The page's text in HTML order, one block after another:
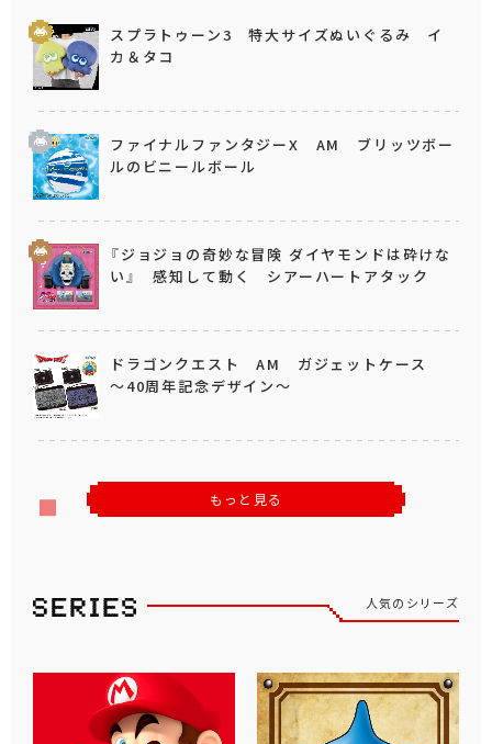
スプラトゥーン3 特大サイズぬいぐるみ イ
カ＆タコ
ファイナルファンタジーX AM ブリッツボー
ルのビニールボール
『ジョジョの奇妙な冒険 ダイヤモンドは砕けな
い』 感知して動く シアーハートアタック
ドラゴンクエスト AM ガジェットケース
～40周年記念デザイン～
もっと見る
人気のシリーズ